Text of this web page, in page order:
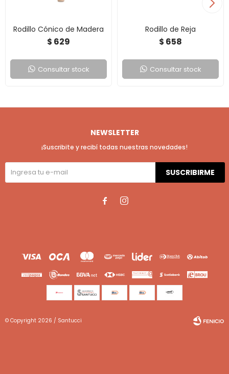
Rodillo Cónico de Madera
$ 629
Consultar stock
Rodillo de Reja
$ 658
Consultar stock
NEWSLETTER
¡Suscribite y recibí todas nuestras novedades!
SUSCRIBIRME
 
© Copyright 2026 / Santucci